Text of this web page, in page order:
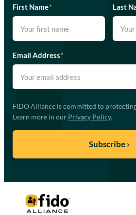
First Name* Last
Email Address*
FIDO Alliance is committed to
Learn more in our Privacy Policy.